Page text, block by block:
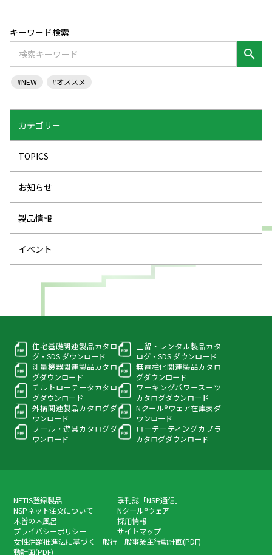
キーワード検索
search
#NEW #オススメ
カテゴリー
TOPICS
お知らせ
製品情報
イベント
住宅基礎関連製品カタロ
グ・SDS ダウンロード
土留・レンタル製品カタ
ログ・ SDS ダウンロード
測量機器関連製品カタロ
グダウンロード
無電柱化関連製品カタロ
グダウンロード
チルトローテータカタロ
グダウンロード
ワーキングパワースーツ
カタログダウンロード
外構関連製品カタログダ
ウンロード
Nクール®ウェア在庫表ダ
ウンロード
プール・遊具カタログダ
ウンロード
ローテーティングカプラ
カタログダウンロード
NETIS登録製品
季刊誌「NSP通信」
NSPネット注文について
Nクール®ウェア
木曽の木風呂
採用情報
プライバシーポリシー
サイトマップ
女性活躍推進法に基づく一般行
動計画(PDF)
一般事業主行動計画(PDF)